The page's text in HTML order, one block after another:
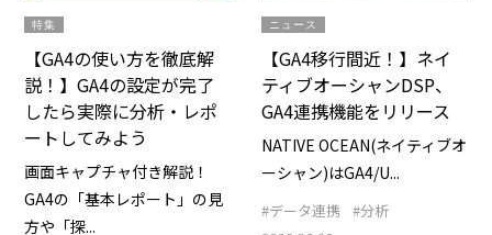
特集
【GA4の使い方を徹底解
説！】GA4の設定が完了
したら実際に分析・レポ
ートしてみよう
画面キャプチャ付き解説！
GA4の「基本レポート」の見
方や「探...
ニュース
【GA4移行間近！】ネイ
ティブオーシャンDSP、
GA4連携機能をリリース
NATIVE OCEAN(ネイティブオ
ーシャン)はGA4/U...
#データ連携 #分析